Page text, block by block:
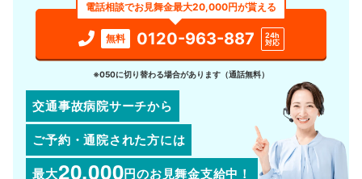
電話相談でお見舞金最大20,000円が貰える
無料 0120-963-887
24h
対応
※050に切り替わる場合があります（通話無料）
交通事故病院サーチから
ご予約・通院された方には
最大20,000円のお見舞金支給中！